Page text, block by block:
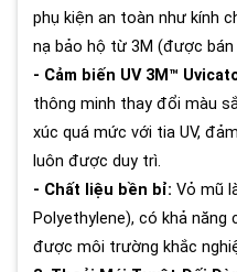
phụ kiện an toàn như kính
nạ bảo hộ từ 3M (được bán
- Cảm biến UV 3M™
thông minh thay đổi màu
xúc quá mức với tia UV,
luôn được duy trì.
- Chất liệu bền bỉ: Vỏ mũ
Polyethylene), có khả năng
được môi trường khắc